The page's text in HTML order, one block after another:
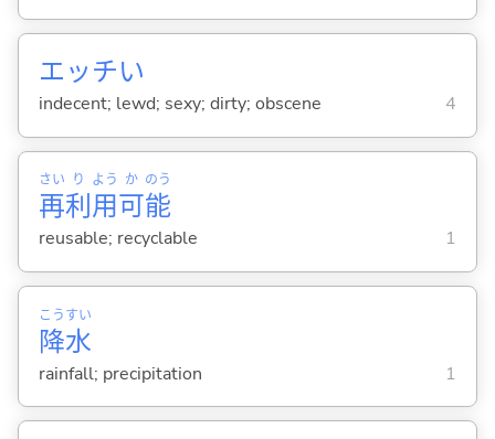
エッチい
indecent; lewd; sexy; dirty; obscene 4
再
さい
利
り
用
よう
可
か
能
のう
reusable; recyclable 1
降
こう
水
すい
rainfall; precipitation 1